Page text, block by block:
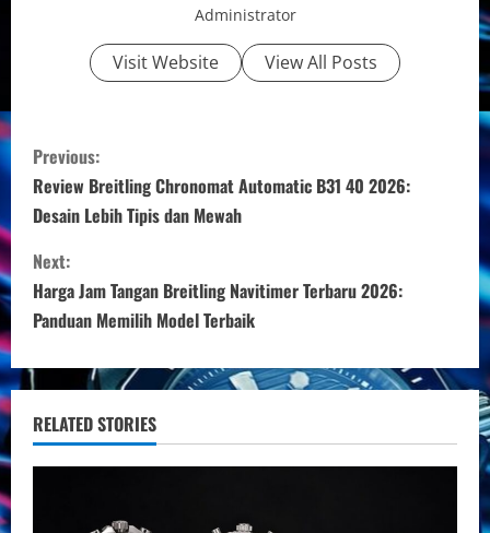
Administrator
Visit Website View All Posts
C
o
n
t
i
n
u
e
Previous:
Review Breitling Chronomat Automatic B31 40 2026:
Desain Lebih Tipis dan Mewah
Next:
Harga Jam Tangan Breitling Navitimer Terbaru 2026:
Panduan Memilih Model Terbaik
RELATED STORIES